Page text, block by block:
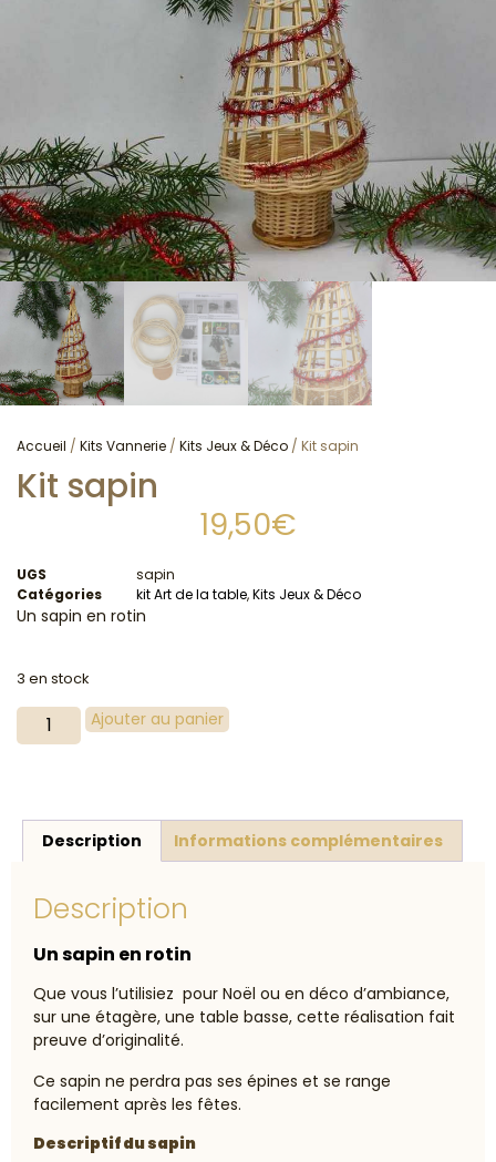
Accueil / Kits Vannerie / Kits Jeux & Déco / Kit sapin
Kit sapin
19,50€
UGS
sapin
Catégories
kit Art de la table,Kits Jeux & Déco
Un sapin en rotin
3 en stock
Ajouter au panier
Description Informations complémentaires
Description
Un sapin en rotin
Que vous l’utilisiez pour Noël ou en déco d’ambiance,
sur une étagère, une table basse, cette réalisation fait
preuve d’originalité.
Ce sapin ne perdra pas ses épines et se range
facilement après les fêtes.
Descriptif du sapin